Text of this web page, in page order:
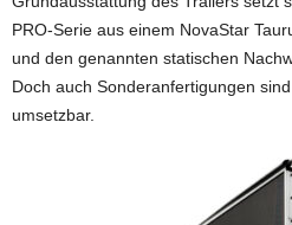
PRO-Serie aus einem NovaStar
und den genannten statischen
Doch auch Sonderanfertigungen
umsetzbar.